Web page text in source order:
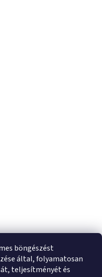
böngészést
által, folyamatosan
teljesítményét és